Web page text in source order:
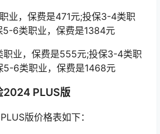
业，保费是471元;投保3-4类职
6类职业，保费是1384元
职业，保费是555元;投保3-4类职
5-6类职业，保费是1468元
2024 PLUS版
版价格表如下：